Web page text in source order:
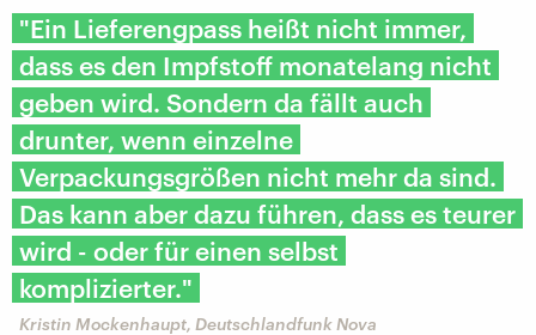
"Ein Lieferengpass heißt nicht immer,
dass es den Impfstoff monatelang nicht
geben wird. Sondern da fällt auch
drunter, wenn einzelne
Verpackungsgrößen nicht mehr da sind.
Das kann aber dazu führen, dass es teurer
wird - oder für einen selbst
komplizierter."
Kristin Mockenhaupt, Deutschlandfunk Nova